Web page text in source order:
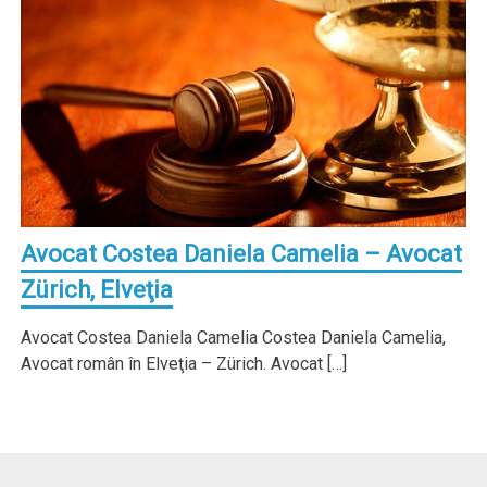
Avocat Costea Daniela Camelia – Avocat
Zürich, Elveţia
Avocat Costea Daniela Camelia Costea Daniela Camelia,
Avocat român în Elveţia – Zürich. Avocat […]